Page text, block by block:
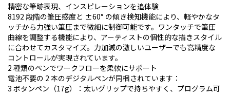
精密な筆跡表現、インスピレーションを追体験
8192 段階の筆圧感度と ±60° の傾き検知機能により、軽やかなタ
ッチから力強い筆圧まで微細に制御可能です。ワンタッチで筆圧
曲線を調整する機能により、アーティストの個性的な描きスタイル
に合わせてカスタマイズ。力加減の激しいユーザーでも高精度な
コントロールが実現されています。
2 種類のペンでワークフローを柔軟にサポート
電池不要の 2 本のデジタルペンが同梱されています：
3 ボタンペン（17g）：太いグリップで持ちやすく、プログラム可